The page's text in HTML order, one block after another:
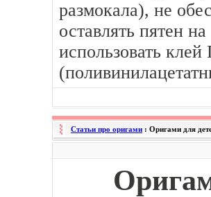
размокала), не
оставлять пятен
использовать
Статьи про оригами : Оригами для